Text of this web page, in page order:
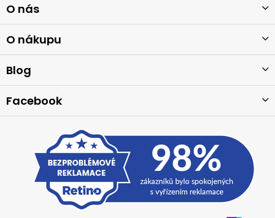
á
p
a
t
O nás
O nákupu
Blog
Facebook